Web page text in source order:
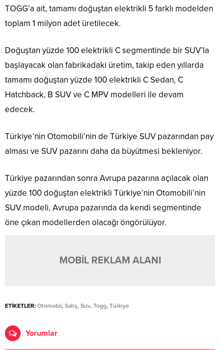
TOGG’a ait, tamamı doğuştan elektrikli 5 farklı modelden
toplam 1 milyon adet üretilecek.
Doğuştan yüzde 100 elektrikli C segmentinde bir SUV’la
başlayacak olan fabrikadaki üretim, takip eden yıllarda
tamamı doğuştan yüzde 100 elektrikli C Sedan, C
Hatchback, B SUV ve C MPV modelleri ile devam
edecek.
Türkiye’nin Otomobili’nin de Türkiye SUV pazarından pay
alması ve SUV pazarını daha da büyütmesi bekleniyor.
Türkiye pazarından sonra Avrupa pazarına açılacak olan
yüzde 100 doğuştan elektrikli Türkiye’nin Otomobili’nin
SUV modeli, Avrupa pazarında da kendi segmentinde
öne çıkan modellerden olacağı öngörülüyor.
MOBİL REKLAM ALANI
ETİKETLER: Otomobil, Satış, Suv, Togg, Türkiye
Yorumlar